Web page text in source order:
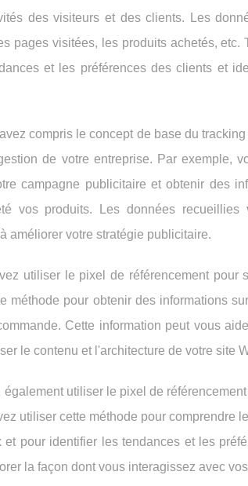
des visiteurs et des clients. Les
pages visitées, les produits achetés,
et les préférences des clients et
compris le concept de base du
de votre entreprise. Par exemple,
campagne publicitaire et obtenir des
vos produits. Les données
améliorer votre stratégie publicitaire.
utiliser le pixel de référencement
méthode pour obtenir des informations
Cette information peut vous
le contenu et l'architecture de votre site
également utiliser le pixel de
utiliser cette méthode pour comprendre
pour identifier les tendances et les
la façon dont vous interagissez avec